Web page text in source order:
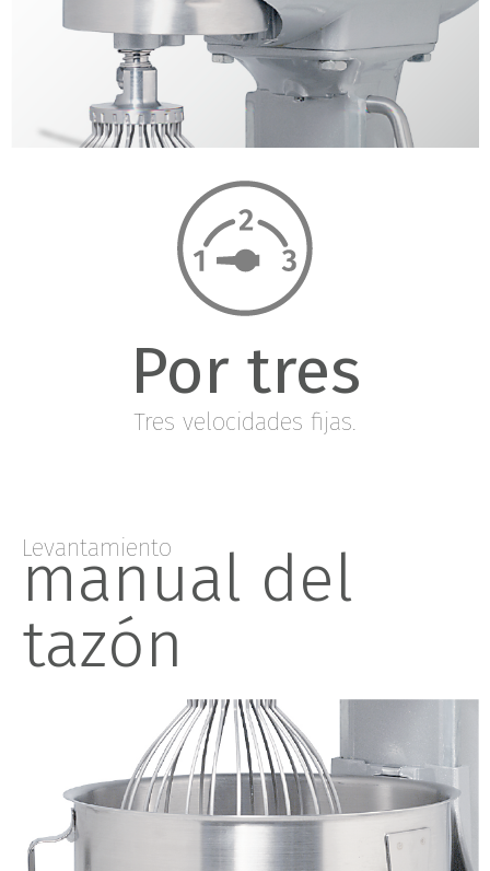
Por tres
Tres velocidades fijas.
Levantamiento
manual del
tazón